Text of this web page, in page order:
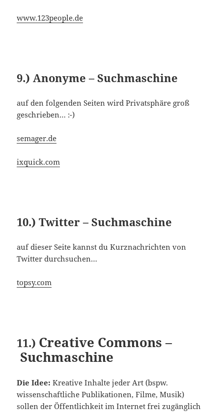
www.123people.de
9.) Anonyme – Suchmaschine
auf den folgenden Seiten wird Privatsphäre groß
geschrieben… :-)
semager.de
ixquick.com
10.) Twitter – Suchmaschine
auf dieser Seite kannst du Kurznachrichten von
Twitter durchsuchen…
topsy.com
11.) Creative Commons–
Suchmaschine
Die Idee: Kreative Inhalte jeder Art (bspw.
wissenschaftliche Publikationen, Filme, Musik)
sollen der Öffentlichkeit im Internet frei zugänglich